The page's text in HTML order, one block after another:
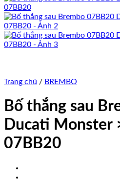
Trang chủ / BREMBO
Bố thắng sau
Ducati Monster
07BB20